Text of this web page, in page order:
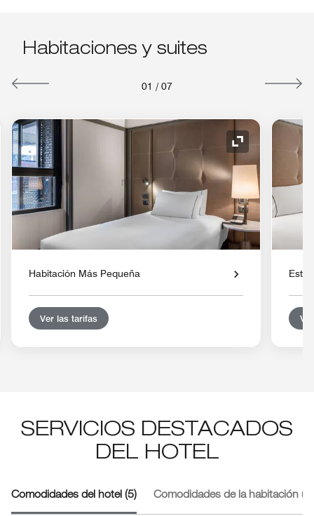
Habitaciones y suites
01 / 07
de expansión Icono de
Habitación Más Pequeña
Ver las tarifas
SERVICIOS DESTACADOS
DEL HOTEL
Comodidades del hotel (5) Comodidades de la habitación (2)